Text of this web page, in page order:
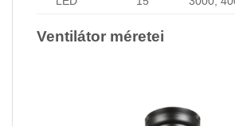
Ventilátor méretei